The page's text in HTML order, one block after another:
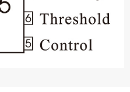
作權，但會員同意吉寶系統
償使用，包括再授權之權